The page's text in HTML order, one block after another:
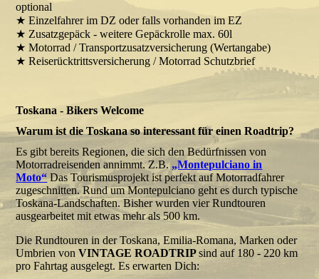
optional
★ Einzelfahrer im DZ oder falls vorhanden im EZ
★ Zusatzgepäck - weitere Gepäckrolle max. 60l
★ Motorrad / Transportzusatzversicherung (Wertangabe)
★ Reiserücktrittsversicherung / Motorrad Schutzbrief
Toskana - Bikers Welcome
Warum ist die Toskana so interessant für einen Roadtrip?
Es gibt bereits Regionen, die sich den Bedürfnissen von
Motorradreisenden annimmt. Z.B.„Montepulciano in
Moto“ Das Tourismusprojekt ist perfekt auf Motorradfahrer
zugeschnitten. Rund um Montepulciano geht es durch typische
Toskana-Landschaften. Bisher wurden vier Rundtouren
ausgearbeitet mit etwas mehr als 500 km.
Die Rundtouren in der Toskana, Emilia-Romana, Marken oder
Umbrien vonVINTAGE ROADTRIPsind auf 180 - 220 km
pro Fahrtag ausgelegt. Es erwarten Dich: